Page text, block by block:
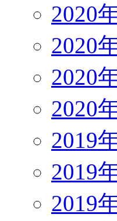
2020
2020
2020
2020
2019
2019
2019